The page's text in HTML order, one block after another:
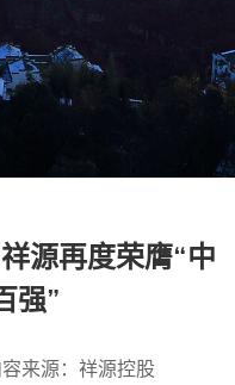
源再度荣膺“中
强”
来源：祥源控股